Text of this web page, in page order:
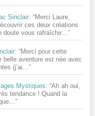
Sinclair: “Merci Laure,
ces deux créations
doute vous rafraîchir…”
: “Merci pour cette
belle aventure est née avec
(j’ai…”
Mystiques: “Ah ah oui,
tendance ! Quand la
”